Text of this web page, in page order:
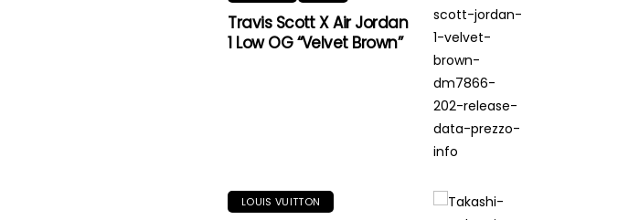
Travis Scott X Air Jordan
1 Low OG “Velvet Brown”
LOUIS VUITTON